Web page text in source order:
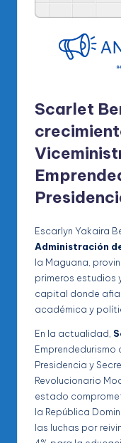
Scarlet
Escarlyn Yakaira
Administración
la Maguana,
primeros estudios
capital donde
académica y
En la actualidad,
Presidencia y
Revolucionario
estado
la República
las luchas por